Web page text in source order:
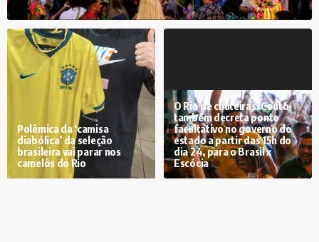
Polêmica da ‘camisa
diabólica’ da seleção
brasileira vai parar nos
camelôs do Rio
O Rio de chuteiras: Couto
também decreta ponto
facultativo no governo do
estado a partir das 15h do
dia 24, para o Brasil x
Escócia